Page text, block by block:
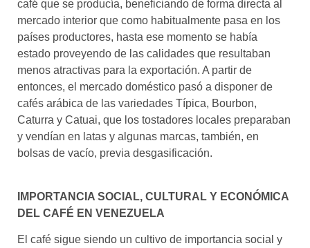
café que se producía, beneficiando de forma directa al
mercado interior que como habitualmente pasa en los
países productores, hasta ese momento se había
estado proveyendo de las calidades que resultaban
menos atractivas para la exportación. A partir de
entonces, el mercado doméstico pasó a disponer de
cafés arábica de las variedades Típica, Bourbon,
Caturra y Catuai, que los tostadores locales preparaban
y vendían en latas y algunas marcas, también, en
bolsas de vacío, previa desgasificación.
IMPORTANCIA SOCIAL, CULTURAL Y ECONÓMICA
DEL CAFÉ EN VENEZUELA
El café sigue siendo un cultivo de importancia social y